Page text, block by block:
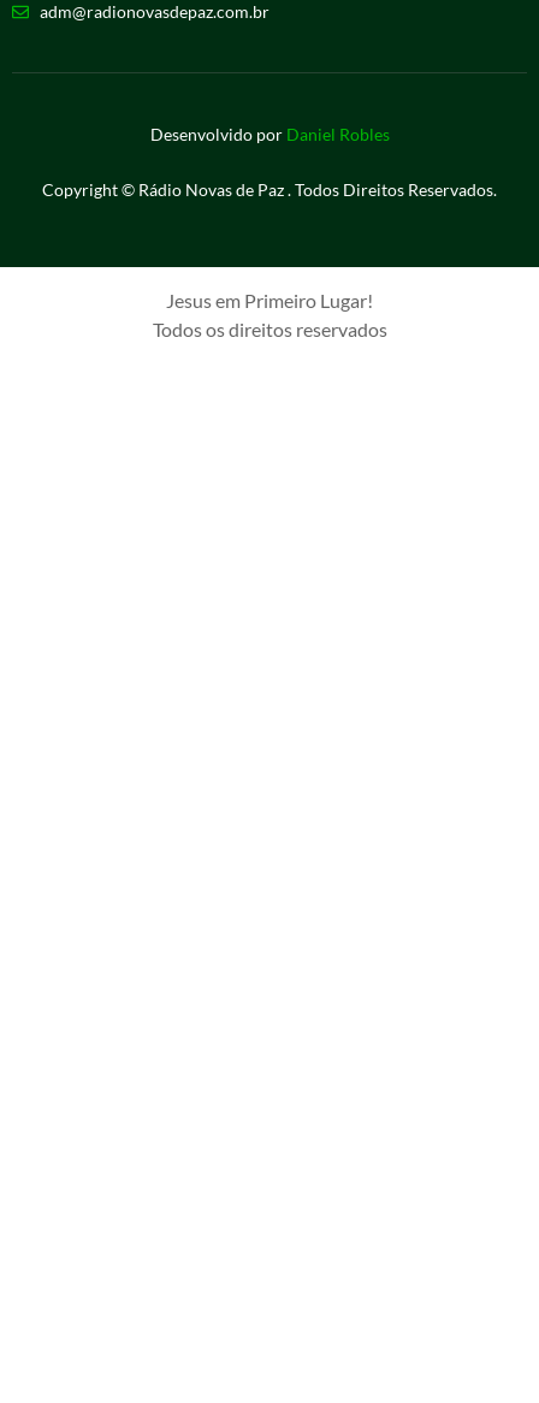
adm@radionovasdepaz.com.br
Desenvolvido por Daniel Robles
Copyright © Rádio Novas de Paz . Todos Direitos Reservados.
Jesus em Primeiro Lugar!
Todos os direitos reservados